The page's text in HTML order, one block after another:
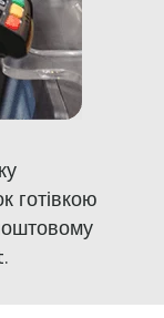
готівкою